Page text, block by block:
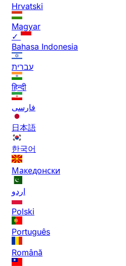
Hrvatski
Magyar
✓
Bahasa Indonesia
עברית
हिन्दी
فارسی
日本語
한국어
Македонски
اردو
Polski
Português
Română